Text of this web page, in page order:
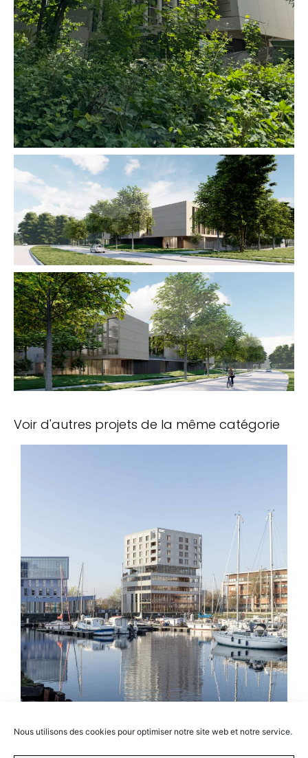
Nous utilisons des cookies pour optimiser notre site web et notre service.
Voir d'autres projets de la même catégorie